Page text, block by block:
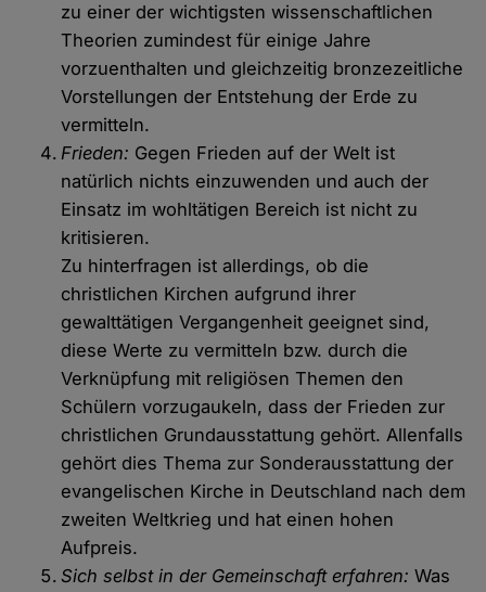
zu einer der wichtigsten wissenschaftlichen
Theorien zumindest für einige Jahre
vorzuenthalten und gleichzeitig bronzezeitliche
Vorstellungen der Entstehung der Erde zu
vermitteln.
Frieden: Gegen Frieden auf der Welt ist
natürlich nichts einzuwenden und auch der
Einsatz im wohltätigen Bereich ist nicht zu
kritisieren.
Zu hinterfragen ist allerdings, ob die
christlichen Kirchen aufgrund ihrer
gewalttätigen Vergangenheit geeignet sind,
diese Werte zu vermitteln bzw. durch die
Verknüpfung mit religiösen Themen den
Schülern vorzugaukeln, dass der Frieden zur
christlichen Grundausstattung gehört. Allenfalls
gehört dies Thema zur Sonderausstattung der
evangelischen Kirche in Deutschland nach dem
zweiten Weltkrieg und hat einen hohen
Aufpreis.
Sich selbst in der Gemeinschaft erfahren: Was